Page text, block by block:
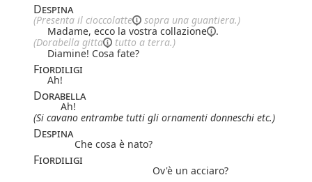
Despina
(Presenta il cioccolatte
sopra una guantiera.)
Madame, ecco la vostra collazione
.
(Dorabella gitta
tutto a terra.)
Diamine! Cosa fate?
Fiordiligi
Ah!
Dorabella
Ah!
(Si cavano entrambe tutti gli ornamenti donneschi etc.)
Despina
Che cosa è nato?
Fiordiligi
Ov'è un acciaro?